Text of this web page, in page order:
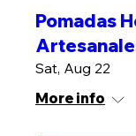
Pomadas
Sat, Aug 22
More info